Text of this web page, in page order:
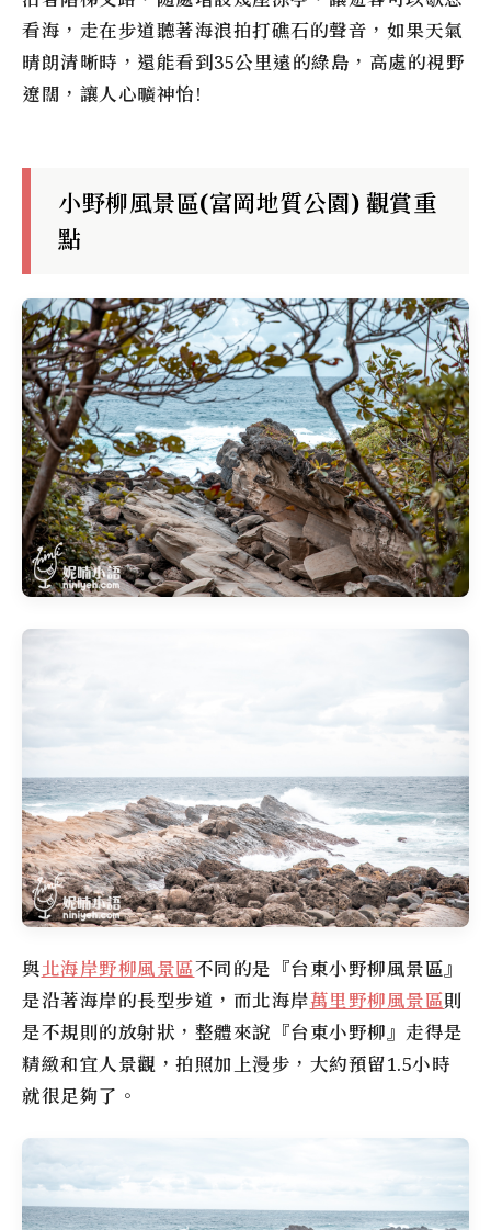
看海，走在步道聽著海浪拍打礁石的聲音，如果天氣
晴朗清晰時，還能看到35公里遠的綠島，高處的視野
遼闊，讓人心曠神怡!
小野柳風景區(富岡地質公園) 觀賞重
點
與北海岸野柳風景區不同的是『台東小野柳風景區』
是沿著海岸的長型步道，而北海岸萬里野柳風景區則
是不規則的放射狀，整體來說『台東小野柳』走得是
精緻和宜人景觀，拍照加上漫步，大約預留1.5小時
就很足夠了。